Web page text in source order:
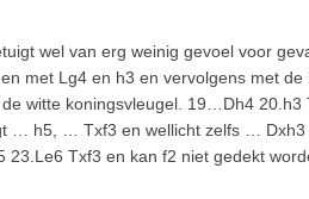
wel van erg weinig gevoel voor
met Lg4 en h3 en vervolgens met
witte koningsvleugel. 19…Dh4
… h5, … Txf3 en wellicht zelfs … Dxh3
23.Le6 Txf3 en kan f2 niet gedekt